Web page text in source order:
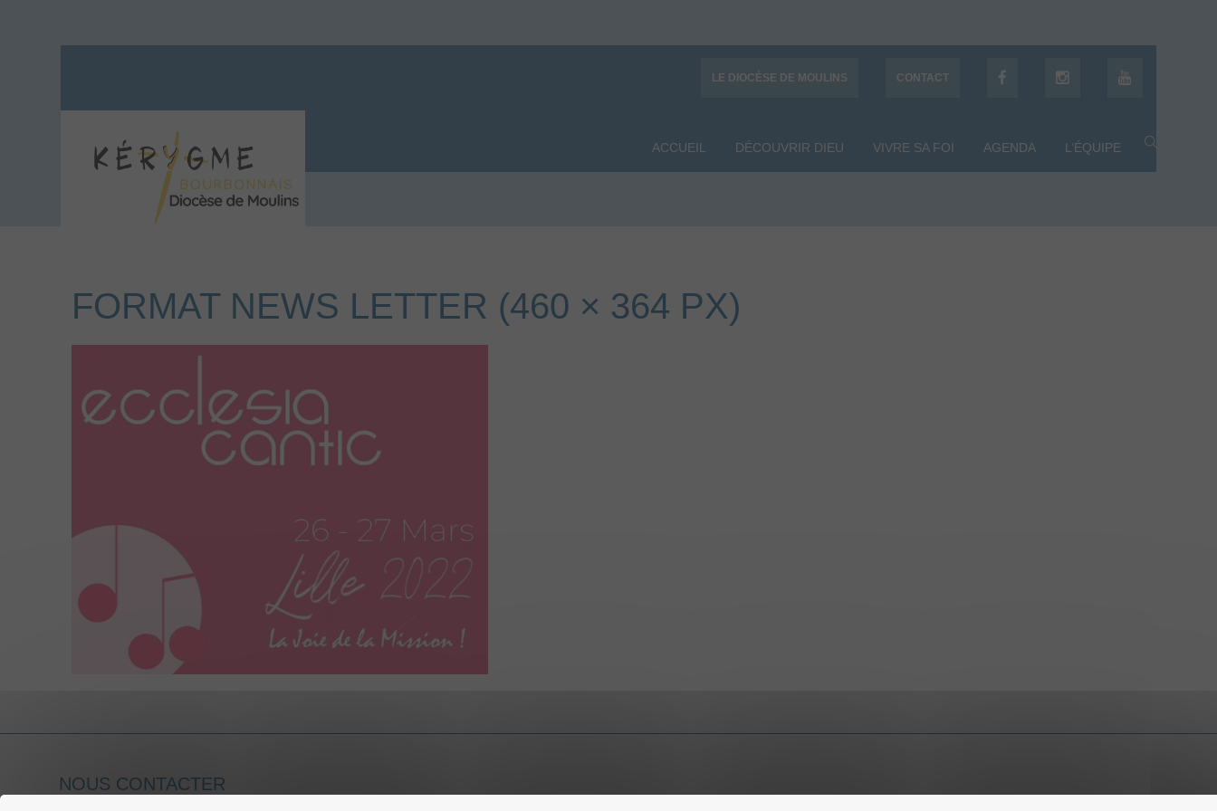
LE DIOCÈSE DE MOULINS CONTACT
ACCUEIL DÉCOUVRIR DIEU VIVRE SA FOI AGENDA L’ÉQUIPE
FORMAT NEWS LETTER (460 × 364 PX)
NOUS CONTACTER